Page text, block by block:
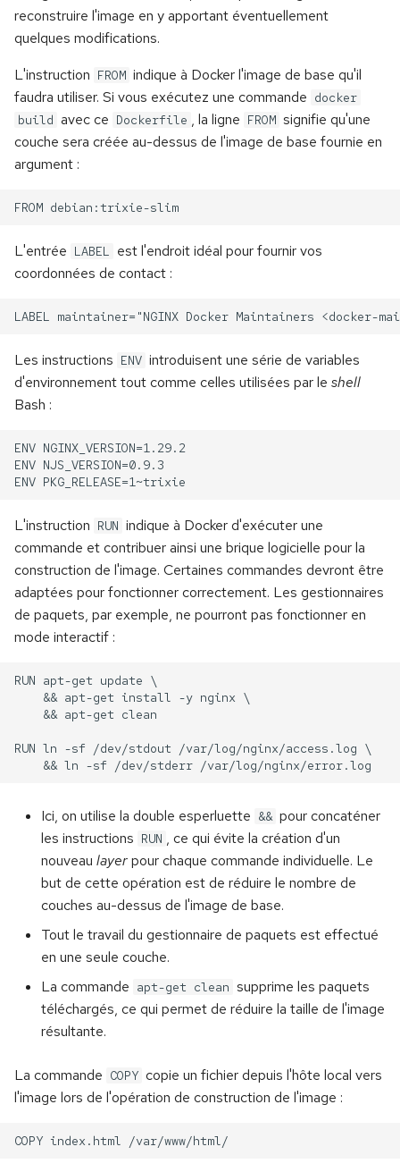
reconstruire l'image en y apportant éventuellement
quelques modifications.
L'instruction FROM indique à Docker l'image de base qu'il
faudra utiliser. Si vous exécutez une commande docker
build avec ce Dockerfile , la ligne FROM signifie qu'une
couche sera créée au-dessus de l'image de base fournie en
argument :
L'entrée LABEL est l'endroit idéal pour fournir vos
coordonnées de contact :
Les instructions ENV introduisent une série de variables
d'environnement tout comme celles utilisées par le shell
Bash :
L'instruction RUN indique à Docker d'exécuter une
commande et contribuer ainsi une brique logicielle pour la
construction de l'image. Certaines commandes devront être
adaptées pour fonctionner correctement. Les gestionnaires
de paquets, par exemple, ne pourront pas fonctionner en
mode interactif :
Ici, on utilise la double esperluette && pour concaténer
les instructions RUN , ce qui évite la création d'un
nouveau layerpour chaque commande individuelle. Le
but de cette opération est de réduire le nombre de
couches au-dessus de l'image de base.
Tout le travail du gestionnaire de paquets est effectué
en une seule couche.
La commande apt-get clean supprime les paquets
téléchargés, ce qui permet de réduire la taille de l'image
résultante.
La commande COPY copie un fichier depuis l'hôte local vers
l'image lors de l'opération de construction de l'image :